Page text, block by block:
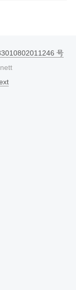
号